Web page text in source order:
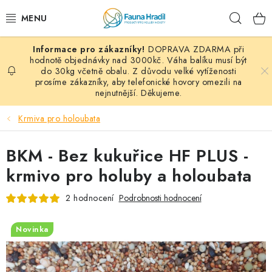
na
PAPOUŠCI A EXOTI
ZRNINY A OBILOVINY
MDM KRMIVA
BLOG
KONTAKT
HOLUBI
DOPRAVA ZDARMA při
hodnotě objednávky nad 3000kč. Váha balíku musí být
do 30kg včetně obalu. Z důvodu velké vytíženosti
prosíme zákazníky, aby telefonické hovory omezili na
nejnutnější. Děkujeme.
Krmiva pro holoubata
BKM - Bez kukuřice HF PLUS -
krmivo pro holuby a holoubata
2 hodnocení Podrobnosti hodnocení
Novinka